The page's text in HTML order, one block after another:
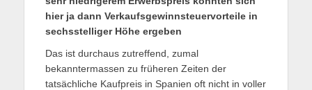
hier ja dann Verkaufsgewinnsteuervorteile in
sechsstelliger Höhe ergeben
Das ist durchaus zutreffend, zumal
bekanntermassen zu früheren Zeiten der
tatsächliche Kaufpreis in Spanien oft nicht in voller